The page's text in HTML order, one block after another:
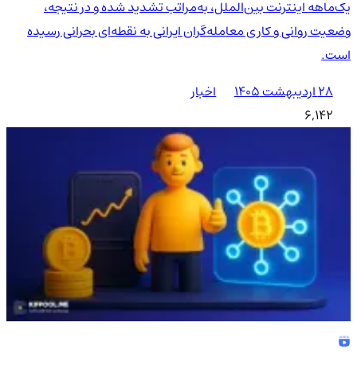
یک‌ماهه اینترنت بین‌الملل، به‌مراتب تشدید شده و در نتیجه،
وضعیت روانی و کاری معامله‌گران ایرانی به نقطه‌ای بحرانی رسیده
است.
۲۸ اردیبهشت ۱۴۰۵
اخبار
6,142